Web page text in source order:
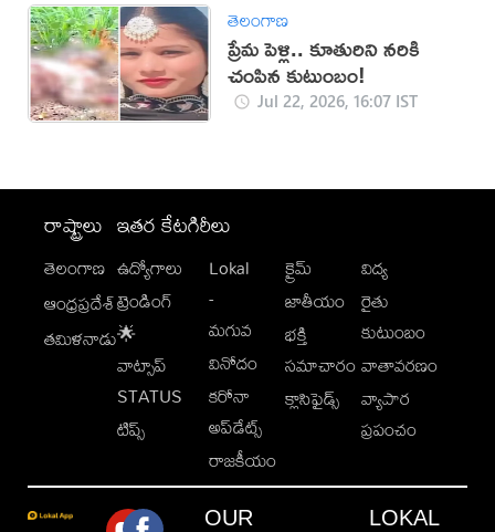
తెలంగాణ
ప్రేమ పెళ్లి.. కూతురిని నరికి
చంపిన కుటుంబం!
Jul 22, 2026, 16:07 IST
రాష్ట్రాలు
తెలంగాణ
ఆంధ్రప్రదేశ్
తమిళనాడు
ఇతర కేటగిరీలు
ఉద్యోగాలు
ట్రెండింగ్
🌟
వాట్సాప్
STATUS
టిప్స్
Lokal
-
మగువ
వినోదం
కరోనా
అప్‌డేట్స్
రాజకీయం
క్రైమ్
జాతీయం
భక్తి
సమాచారం
క్లాసిఫైడ్స్
విద్య
రైతు
కుటుంబం
వాతావరణం
వ్యాపార
ప్రపంచం
OUR
LOKAL